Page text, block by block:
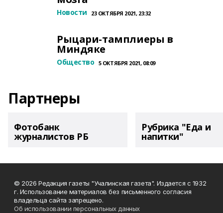
Новости 23 ОКТЯБРЯ 2021, 23:32
Рыцари-тамплиеры в
Миндяке
Общество 5 ОКТЯБРЯ 2021, 08:09
Партнеры
Фотобанк
журналистов РБ
Рубрика "Еда и
напитки"
© 2026 Редакция газеты "Учалинская газета". Издается с 1932
г. Использование материалов без письменного согласия
владельца сайта запрещено.
Об использовании персональных данных